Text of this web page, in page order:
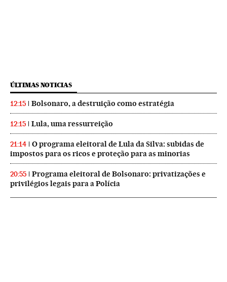
ÚLTIMAS NOTICIAS
12:15 Bolsonaro, a destruição como estratégia
12:15 Lula, uma ressurreição
21:14
O programa eleitoral de Lula da Silva: subidas de
impostos para os ricos e proteção para as minorias
20:55
Programa eleitoral de Bolsonaro: privatizações e
privilégios legais para a Polícia